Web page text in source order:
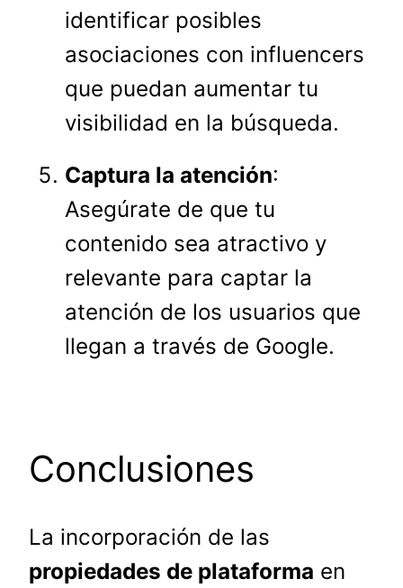
identificar posibles
asociaciones con influencers
que puedan aumentar tu
visibilidad en la búsqueda.
Captura la atención:
Asegúrate de que tu
contenido sea atractivo y
relevante para captar la
atención de los usuarios que
llegan a través de Google.
Conclusiones
La incorporación de las
propiedades de plataforma en